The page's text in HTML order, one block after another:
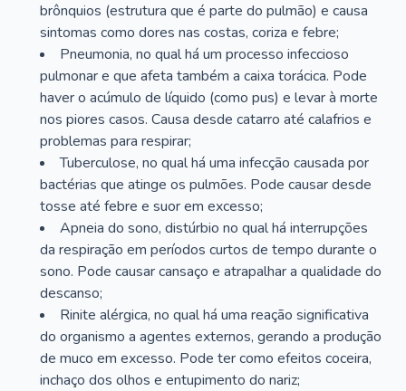
brônquios (estrutura que é parte do pulmão) e causa
sintomas como dores nas costas, coriza e febre;
Pneumonia, no qual há um processo infeccioso
pulmonar e que afeta também a caixa torácica. Pode
haver o acúmulo de líquido (como pus) e levar à morte
nos piores casos. Causa desde catarro até calafrios e
problemas para respirar;
Tuberculose, no qual há uma infecção causada por
bactérias que atinge os pulmões. Pode causar desde
tosse até febre e suor em excesso;
Apneia do sono, distúrbio no qual há interrupções
da respiração em períodos curtos de tempo durante o
sono. Pode causar cansaço e atrapalhar a qualidade do
descanso;
Rinite alérgica, no qual há uma reação significativa
do organismo a agentes externos, gerando a produção
de muco em excesso. Pode ter como efeitos coceira,
inchaço dos olhos e entupimento do nariz;